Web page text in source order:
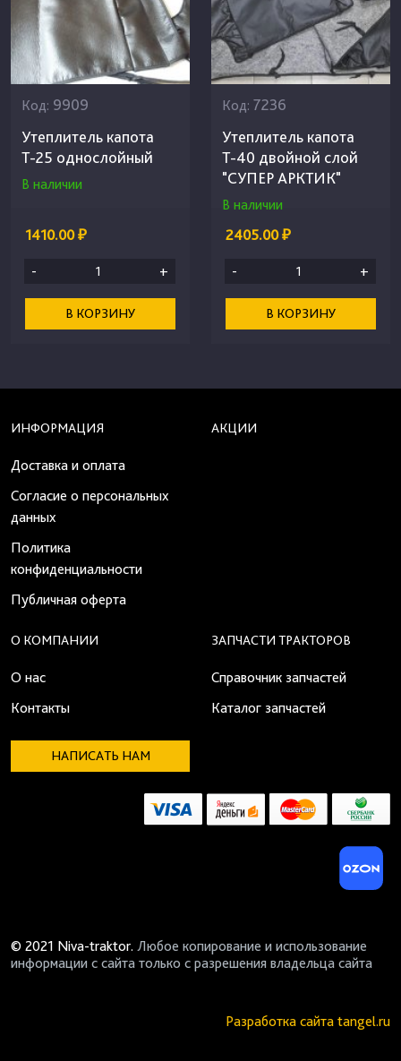
Код: 9909
Утеплитель капота
Т-25 однослойный
В наличии
1410.00 ₽
- +
В КОРЗИНУ
Код: 7236
Утеплитель капота
Т-40 двойной слой
"СУПЕР АРКТИК"
В наличии
2405.00 ₽
- +
В КОРЗИНУ
ИНФОРМАЦИЯ
Доставка и оплата
Согласие о персональных
данных
Политика
конфиденциальности
Публичная оферта
АКЦИИ
О КОМПАНИИ
О нас
Контакты
ЗАПЧАСТИ ТРАКТОРОВ
Справочник запчастей
Каталог запчастей
НАПИСАТЬ НАМ
© 2021 Niva-traktor. Любое копирование и использование
информации с сайта только с разрешения владельца сайта
Разработка сайта tangel.ru